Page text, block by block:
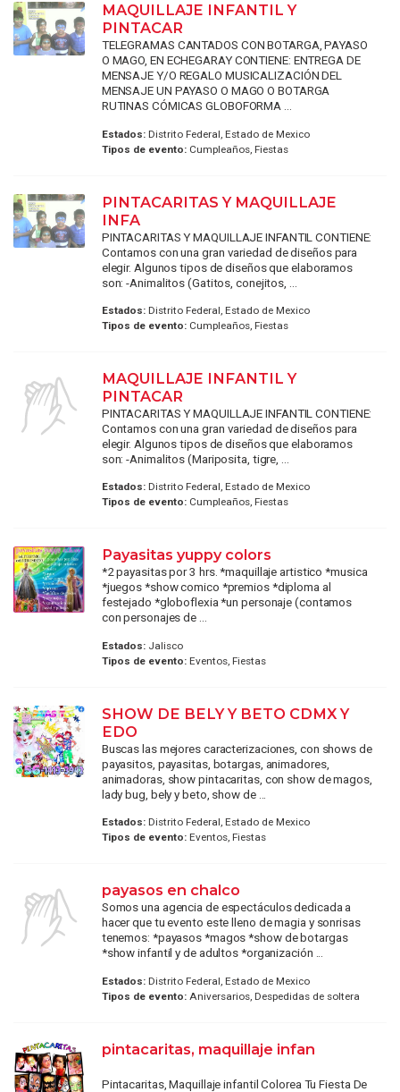
MAQUILLAJE INFANTIL Y
PINTACAR
TELEGRAMAS CANTADOS CON BOTARGA, PAYASO
O MAGO, EN ECHEGARAY CONTIENE: ENTREGA DE
MENSAJE Y/O REGALO MUSICALIZACIÓN DEL
MENSAJE UN PAYASO O MAGO O BOTARGA
RUTINAS CÓMICAS GLOBOFORMA ...
Estados:Distrito Federal, Estado de Mexico
Tipos de evento:Cumpleaños, Fiestas
PINTACARITAS Y MAQUILLAJE
INFA
PINTACARITAS Y MAQUILLAJE INFANTIL CONTIENE:
Contamos con una gran variedad de diseños para
elegir. Algunos tipos de diseños que elaboramos
son: -Animalitos (Gatitos, conejitos, ...
Estados:Distrito Federal, Estado de Mexico
Tipos de evento:Cumpleaños, Fiestas
MAQUILLAJE INFANTIL Y
PINTACAR
PINTACARITAS Y MAQUILLAJE INFANTIL CONTIENE:
Contamos con una gran variedad de diseños para
elegir. Algunos tipos de diseños que elaboramos
son: -Animalitos (Mariposita, tigre, ...
Estados:Distrito Federal, Estado de Mexico
Tipos de evento:Cumpleaños, Fiestas
Payasitas yuppy colors
*2 payasitas por 3 hrs. *maquillaje artistico *musica
*juegos *show comico *premios *diploma al
festejado *globoflexia *un personaje (contamos
con personajes de ...
Estados:Jalisco
Tipos de evento:Eventos, Fiestas
SHOW DE BELY Y BETO CDMX Y
EDO
Buscas las mejores caracterizaciones, con shows de
payasitos, payasitas, botargas, animadores,
animadoras, show pintacaritas, con show de magos,
lady bug, bely y beto, show de ...
Estados:Distrito Federal, Estado de Mexico
Tipos de evento:Eventos, Fiestas
payasos en chalco
Somos una agencia de espectáculos dedicada a
hacer que tu evento este lleno de magia y sonrisas
tenemos: *payasos *magos *show de botargas
*show infantil y de adultos *organización ...
Estados:Distrito Federal, Estado de Mexico
Tipos de evento:Aniversarios, Despedidas de soltera
pintacaritas, maquillaje infan
Pintacaritas, Maquillaje infantil Colorea Tu Fiesta De